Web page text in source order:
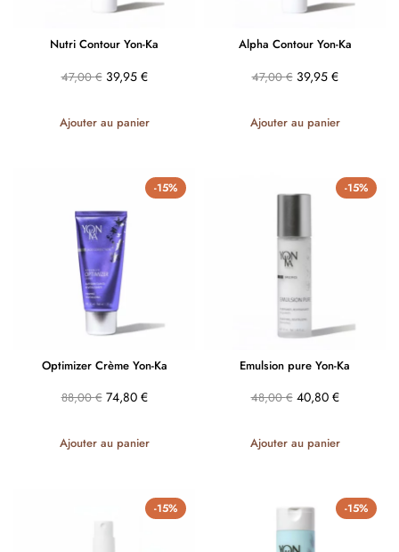
Nutri Contour Yon-Ka
47,00€ 39,95 €
Ajouter au panier
Alpha Contour Yon-Ka
47,00€ 39,95 €
Ajouter au panier
-15%
Optimizer Crème Yon-Ka
88,00€ 74,80 €
Ajouter au panier
-15%
Emulsion pure Yon-Ka
48,00€ 40,80 €
Ajouter au panier
-15% -15%